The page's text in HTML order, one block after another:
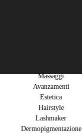
Massaggi
Avanzamenti
Estetica
Hairstyle
Lashmaker
Dermopigmentazione